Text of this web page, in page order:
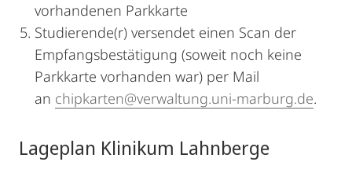
vorhandenen Parkkarte
Studierende(r) versendet einen Scan der
Empfangsbestätigung (soweit noch keine
Parkkarte vorhanden war) per Mail
an chipkarten@verwaltung.uni-marburg.de.
Lageplan Klinikum Lahnberge